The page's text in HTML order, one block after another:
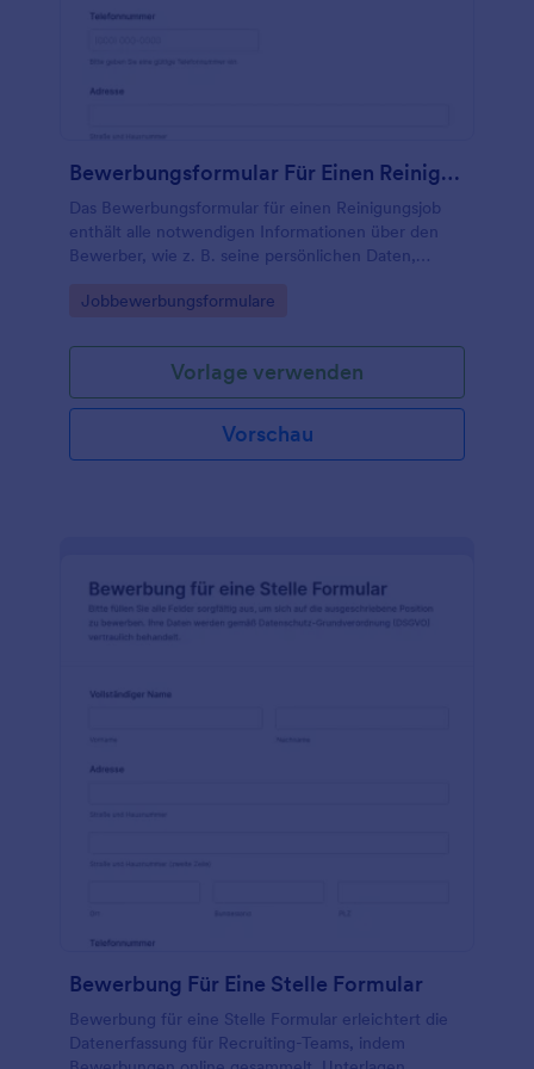
Bewerbungsformular Für Einen Reinigungsjob
Das Bewerbungsformular für einen Reinigungsjob
enthält alle notwendigen Informationen über den
Bewerber, wie z. B. seine persönlichen Daten,
Verfügbarkeit.
Go to Category:
Jobbewerbungsformulare
Vorlage verwenden
Vorschau
Bewerbung Für Eine Stelle Formular
Bewerbung für eine Stelle Formular erleichtert die
Datenerfassung für Recruiting-Teams, indem